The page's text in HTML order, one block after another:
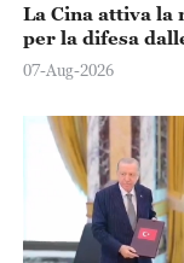
La Cina attiva la
per la difesa
07-Aug-2026